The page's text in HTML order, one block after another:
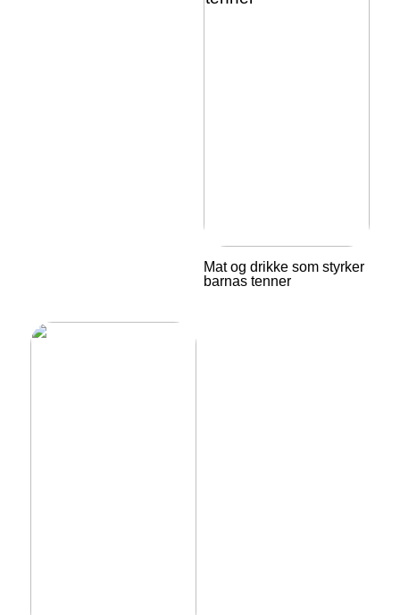
Mat og drikke som styrker
barnas tenner